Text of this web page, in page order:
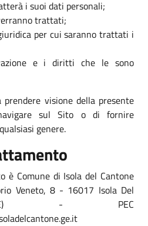
i suoi dati personali;
trattati;
per cui saranno trattati i
e i diritti che le sono
visione della presente
sul Sito o di fornire
genere.
è Comune di Isola del Cantone
Veneto, 8 - 16017 Isola Del
- PEC